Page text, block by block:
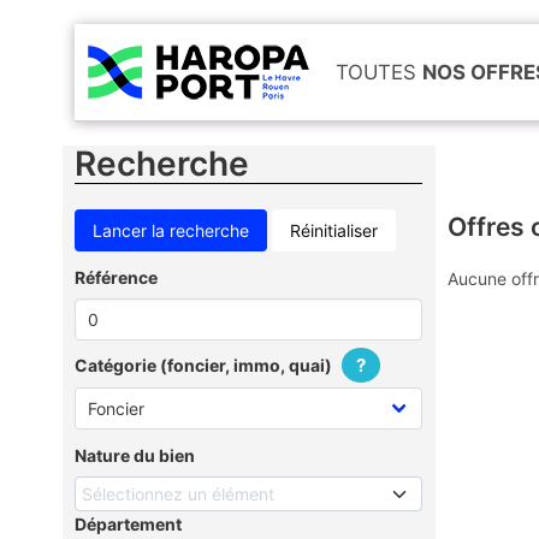
TOUTES NOS
Recherche
Réinitialiser
Référence
Catégorie (foncier, immo, quai) ?
Nature du bien
Sélectionnez un élément
Département
Offres
Aucune